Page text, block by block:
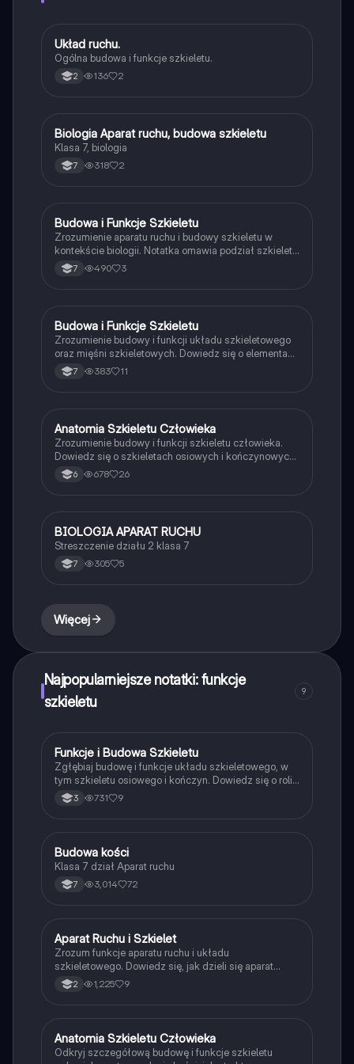
oferujemy usługę Knowunity Premium, która pozwala
Biologia
Układ ruchu.
Ogólna budowa i funkcje szkieletu.
2 136 2
Biologia
Biologia Aparat ruchu, budowa szkieletu
Klasa 7, biologia
7 318 2
Biologia
Budowa i Funkcje Szkieletu
Zrozumienie aparatu ruchu i budowy szkieletu w
kontekście biologii. Notatka omawia podział szkieletu
na górny i dolny, funkcje szkieletu, mechanizmy
działania mięśni oraz ich rodzaje. Idealna dla
7 490 3
Biologia
Budowa i Funkcje Szkieletu
Zrozumienie budowy i funkcji układu szkieletowego
oraz mięśni szkieletowych. Dowiedz się o elementach
szkieletu osiowego i kończyn, ich roli w ruchu oraz
ochronie narządów. Idealne dla uczniów
7 383 11
Biologia
Anatomia Szkieletu Człowieka
Zrozumienie budowy i funkcji szkieletu człowieka.
Dowiedz się o szkieletach osiowych i kończynowych,
ich rolach w ruchu oraz ochronie narządów. Kluczowe
informacje o rodzajach kości, ich kształtach i
6 678 26
Biologia
BIOLOGIA APARAT RUCHU
Streszczenie działu 2 klasa 7
7 305 5
Więcej
Najpopularniejsze notatki: funkcje
szkieletu
9
Biologia
Funkcje i Budowa Szkieletu
Zgłębiaj budowę i funkcje układu szkieletowego, w
tym szkieletu osiowego i kończyn. Dowiedz się o roli
szpiku kostnego oraz komórkach kostnych. Idealne
dla uczniów biologii na poziomie rozszerzonym.
3 731 9
Biologia
Budowa kości
Klasa 7 dział Aparat ruchu
7 3,014 72
Biologia
Aparat Ruchu i Szkielet
Zrozum funkcje aparatu ruchu i układu
szkieletowego. Dowiedz się, jak dzieli się aparat
ruchu, jakie są jego części oraz ich funkcje, w tym rola
stawów i tkanki mięśniowej. Idealne dla uczniów
2 1,225 9
Biologia
Anatomia Szkieletu Człowieka
Odkryj szczegółową budowę i funkcje szkieletu